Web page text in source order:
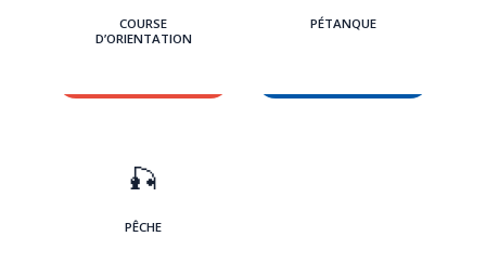
COURSE
D’ORIENTATION
PÉTANQUE
🎣
PÊCHE